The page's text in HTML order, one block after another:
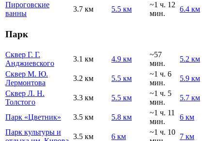
Пироговские
ванны
3.7 км 5.5 км
~1 ч. 12
мин.
6.4 км
Парк
Сквер Г. Г.
Анджиевского
3.1 км 4.9 км
~57
мин.
5.2 км
Сквер М. Ю.
Лермонтова
3.2 км 5.5 км
~1 ч. 6
мин.
5.9 км
Сквер Л. Н.
Толстого
3.3 км 5.5 км
~1 ч. 5
мин.
5.7 км
Парк «Цветник» 3.5 км 5.8 км
~1 ч. 11
мин.
6 км
Парк культуры и
3.5 км 6 км
~1 ч. 10
7 км